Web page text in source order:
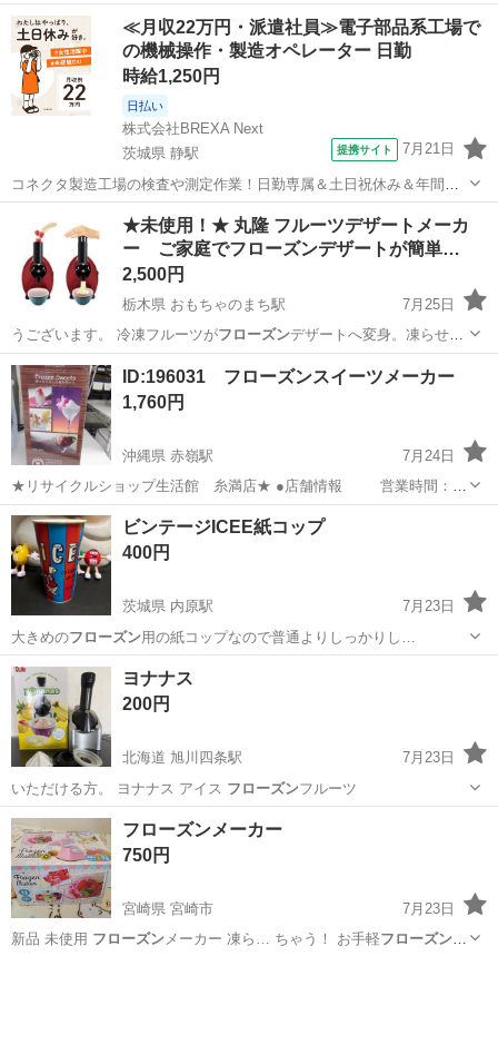
静岡 磐田市 磐田駅 キッチン家電 フローズン
≪月収22万円・派遣社員≫電子部品系工場で
の機械操作・製造オペレーター 日勤
時給1,250円
日払い
株式会社BREXA Next
茨城県 静駅
提携サイト 7月21日
コネクタ製造工場の検査や測定作業！日勤専属＆土日祝休み＆年間休
日128日★クリーンルーム内作業★マイカー通勤OK＆無料駐車場あり
★就業先食堂利用可！日払い制度あり！《茨城県常陸大宮市》 人気の
工場のお仕事 ◇コネクタ製造工...
常陸大宮市 静駅 その他
★未使用！★ 丸隆 フルーツデザートメーカ
ー ご家庭でフローズンデザートが簡単…
2,500円
栃木県 おもちゃのまち駅
7月25日
うございます。 冷凍フルーツがフローズンデザートへ変身。凍らせた
材料を投入口…
栃木 下都賀郡 キッチン家電
アイスクリーム
ID:196031 フローズンスイーツメーカー
1,760円
沖縄県 赤嶺駅
7月24日
★リサイクルショップ生活館 糸満店★ ●店舗情報 営業時間：
10：00 ～ 19：30(定休なし） 住 所：糸満市兼城369-10 お
支払いは、現金、各種クレジットカード（税込み...
沖縄 糸満市 キッチン家電
ビンテージICEE紙コップ
400円
茨城県 内原駅
7月23日
大きめのフローズン用の紙コップなので普通よりしっかりし…
茨城 水戸市 内原駅
ヨナナス
200円
北海道 旭川四条駅
7月23日
いただける方。 ヨナナス アイス フローズンフルーツ
北海道 旭川市 旭川四条駅
フローズンメーカー
750円
宮崎県 宮崎市
7月23日
新品 未使用 フローズン メーカー 凍ら… ちゃう！ お手軽フローズンメ